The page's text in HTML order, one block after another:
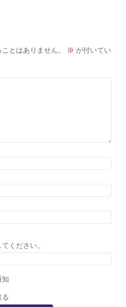
とはありません。 ※ が付いてい
ください。
知